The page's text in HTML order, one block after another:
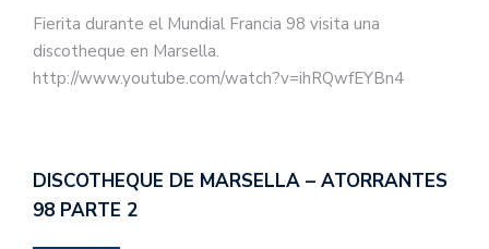
Fierita durante el Mundial Francia 98 visita una
discotheque en Marsella.
http://www.youtube.com/watch?v=ihRQwfEYBn4
DISCOTHEQUE DE MARSELLA – ATORRANTES
98 PARTE 2